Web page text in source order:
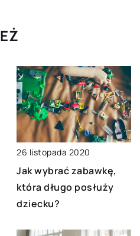
26 listopada 2020
Jak wybrać zabawkę,
która długo posłuży
dziecku?